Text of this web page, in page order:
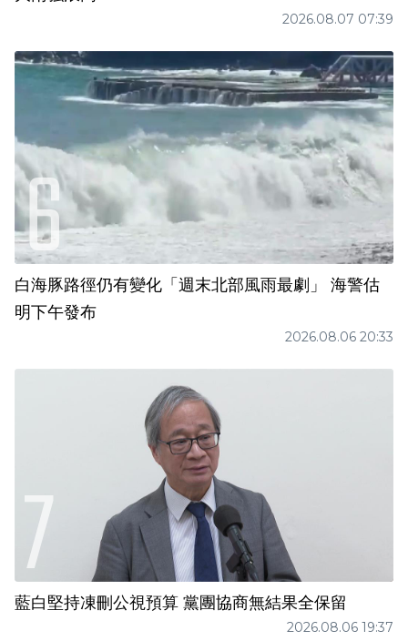
2026.08.07 07:39
白海豚路徑仍有變化「週末北部風雨最劇」 海警估
明下午發布
2026.08.06 20:33
藍白堅持凍刪公視預算 黨團協商無結果全保留
2026.08.06 19:37